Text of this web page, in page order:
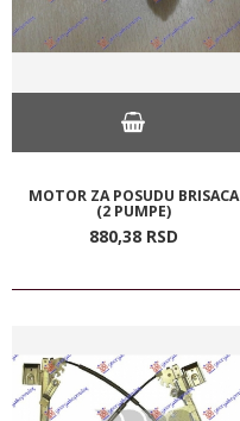
MOTOR ZA POSUDU BRISACA
(2 PUMPE)
880,38 RSD